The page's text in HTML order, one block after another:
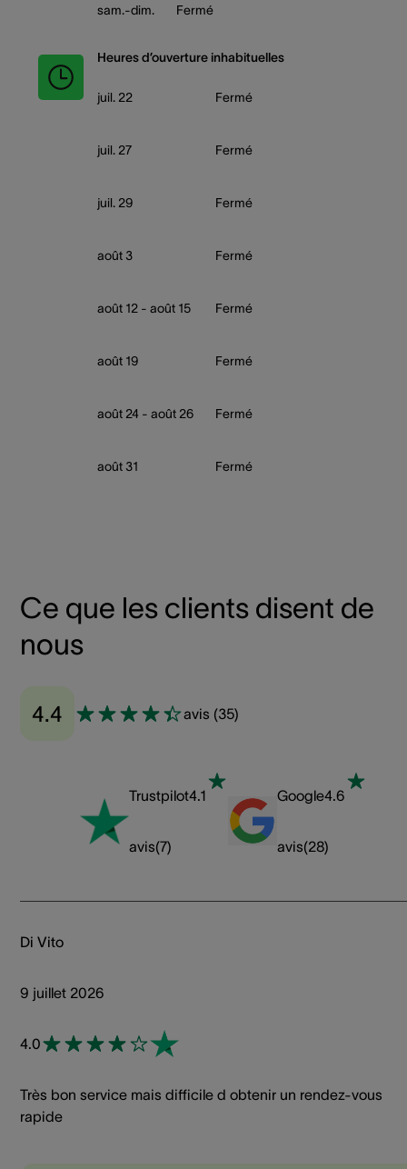
sam.-dim. Fermé
Heures d’ouverture inhabituelles
juil. 22 Fermé
juil. 27 Fermé
juil. 29 Fermé
août 3 Fermé
août 12 - août 15 Fermé
août 19 Fermé
août 24 - août 26 Fermé
août 31 Fermé
Ce que les clients disent de
nous
4.4 avis (35)
Trustpilot4.1
avis(7)
Google4.6
avis(28)
Di Vito
9 juillet 2026
4.0
Très bon service mais difficile d obtenir un rendez-vous
rapide